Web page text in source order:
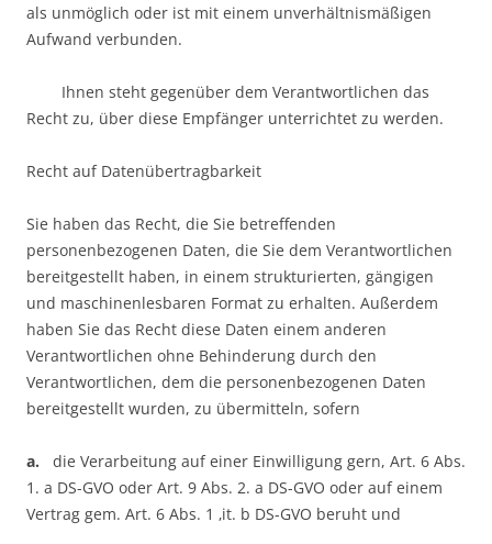
als unmöglich oder ist mit einem unverhältnismäßigen
Aufwand verbunden.
Ihnen steht gegenüber dem Verantwortlichen das
Recht zu, über diese Empfänger unterrichtet zu werden.
Recht auf Datenübertragbarkeit
Sie haben das Recht, die Sie betreffenden
personenbezogenen Daten, die Sie dem Verantwortlichen
bereitgestellt haben, in einem strukturierten, gängigen
und maschinenlesbaren Format zu erhalten. Außerdem
haben Sie das Recht diese Daten einem anderen
Verantwortlichen ohne Behinderung durch den
Verantwortlichen, dem die personenbezogenen Daten
bereitgestellt wurden, zu übermitteln, sofern
a.
die Verarbeitung auf einer Einwilligung gern, Art. 6 Abs.
1. a DS-GVO oder Art. 9 Abs. 2. a DS-GVO oder auf einem
Vertrag gem. Art. 6 Abs. 1 ‚it. b DS-GVO beruht und